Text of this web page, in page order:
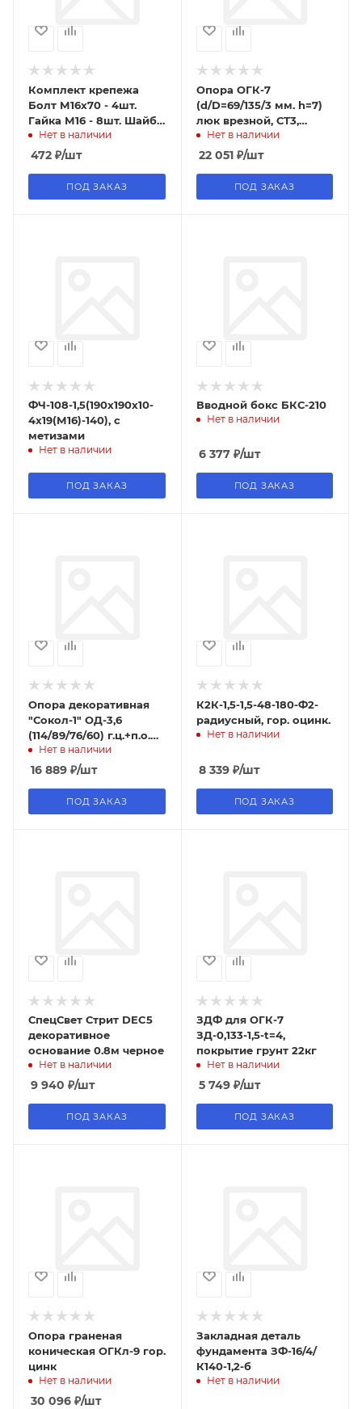
Комплект крепежа
Болт М16x70 - 4шт.
Гайка М16 - 8шт. Шайба
М16 - 8 шт. кл. пр 5.8
цинк
Нет в наличии
472 ₽/шт
ПОД ЗАКАЗ
Опора ОГК-7
(d/D=69/135/3 мм. h=7)
люк врезной, СТ3,
гор.цинк, 57кг
Нет в наличии
22 051₽/шт
ПОД ЗАКАЗ
ФЧ-108-1,5(190х190х10-
4х19(М16)-140), с
метизами
Нет в наличии
ПОД ЗАКАЗ
Вводной бокс БКС-210
Нет в наличии
6 377₽/шт
ПОД ЗАКАЗ
Опора декоративная
"Сокол-1" ОД-3,6
(114/89/76/60) г.ц.+п.о.
RAL7011 матовый серый
Нет в наличии
16 889 ₽/шт
ПОД ЗАКАЗ
К2К-1,5-1,5-48-180-Ф2-
радиусный, гор. оцинк.
Нет в наличии
8 339₽/шт
ПОД ЗАКАЗ
СпецСвет Стрит DEC5
декоративное
основание 0.8м черное
Нет в наличии
9 940 ₽/шт
ПОД ЗАКАЗ
ЗДФ для ОГК-7
ЗД-0,133-1,5-t=4,
покрытие грунт 22кг
Нет в наличии
5 749₽/шт
ПОД ЗАКАЗ
Опора граненая
коническая ОГКл-9 гор.
цинк
Нет в наличии
30 096 ₽/шт
Закладная деталь
фундамента ЗФ-16/4/
К140-1,2-б
Нет в наличии